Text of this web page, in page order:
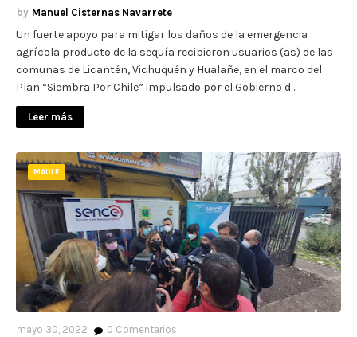
Manuel Cisternas Navarrete
Un fuerte apoyo para mitigar los daños de la emergencia
agrícola producto de la sequía recibieron usuarios (as) de las
comunas de Licantén, Vichuquén y Hualañe, en el marco del
Plan “Siembra Por Chile” impulsado por el Gobierno d…
Leer más
MAULE
mayo 30, 2022 0 Comentarios